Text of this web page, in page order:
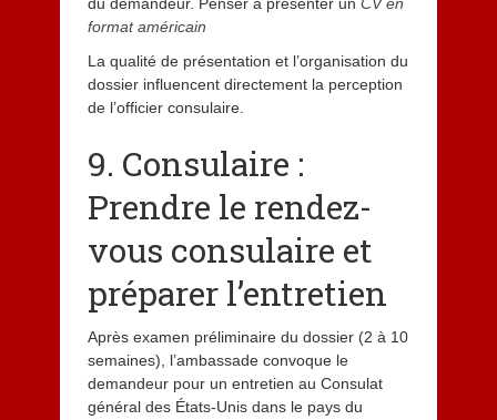
format américain
La qualité de présentation et l’organisation du
dossier influencent directement la perception
de l’officier consulaire.
9. Consulaire :
Prendre le rendez-
vous consulaire et
préparer l’entretien
Après examen préliminaire du dossier (2 à 10
semaines), l’ambassade convoque le
demandeur pour un entretien au Consulat
général des États-Unis dans le pays du